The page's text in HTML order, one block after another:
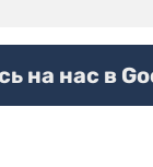
на нас в